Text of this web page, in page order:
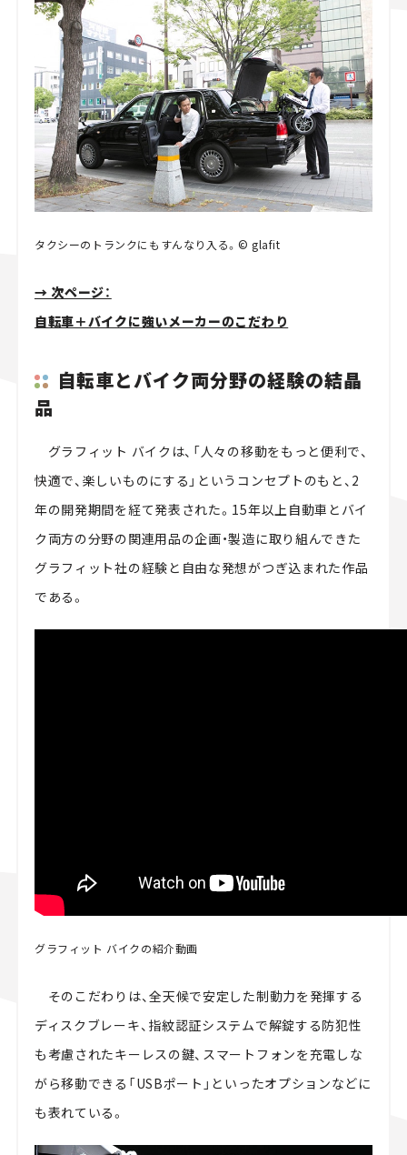
タクシーのトランクにもすんなり入る。© glafit
→ 次ページ：
自転車＋バイクに強いメーカーのこだわり
自転車とバイク両分野の経験の結晶
品
グラフィット バイクは、「人々の移動をもっと便利で、
快適で、楽しいものにする」というコンセプトのもと、2
年の開発期間を経て発表された。15年以上自動車とバイ
ク両方の分野の関連用品の企画・製造に取り組んできた
グラフィット社の経験と自由な発想がつぎ込まれた作品
である。
グラフィット バイクの紹介動画
そのこだわりは、全天候で安定した制動力を発揮する
ディスクブレーキ、指紋認証システムで解錠する防犯性
も考慮されたキーレスの鍵、スマートフォンを充電しな
がら移動できる「USBポート」といったオプションなどに
も表れている。